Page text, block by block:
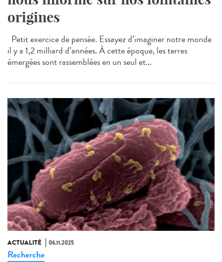
origines
Petit exercice de pensée. Essayez d’imaginer notre monde
il y a 1,2 milliard d’années. À cette époque, les terres
émergées sont rassemblées en un seul et...
ACTUALITÉ 06.11.2025
Recherche